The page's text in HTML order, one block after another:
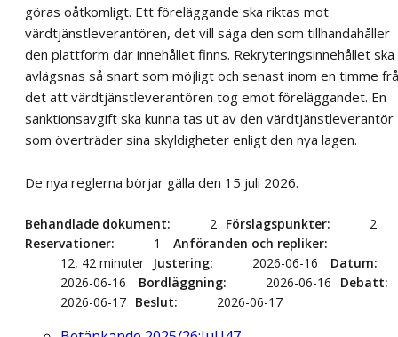
göras oåtkomligt. Ett föreläggande ska riktas mot
värdtjänstleverantören, det vill säga den som tillhandahåller
den plattform där innehållet finns. Rekryteringsinnehållet ska
avlägsnas så snart som möjligt och senast inom en timme
det att värdtjänstleverantören tog emot föreläggandet. En
sanktionsavgift ska kunna tas ut av den värdtjänstleverantör
som överträder sina skyldigheter enligt den nya lagen.
De nya reglerna börjar gälla den 15 juli 2026.
Behandlade dokument 2 Förslagspunkter
2
Reservationer
1
Anföranden och repliker
12, 42 minuter
Justering 2026-06-16
Datum
2026-06-16
Bordläggning 2026-06-16
Debatt
2026-06-17 Beslut 2026-06-17